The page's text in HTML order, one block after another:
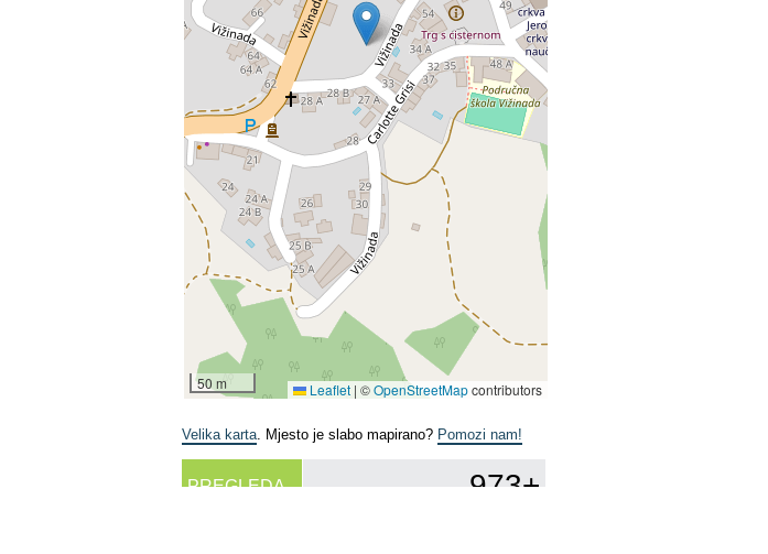
50 m Leaflet | ©OpenStreetMapcontributors
Velika karta. Mjesto je slabo mapirano? Pomozi nam!
PREGLEDA 973+